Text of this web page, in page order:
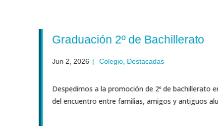
Graduación 2º de Bachillerato
Jun 2, 2026 | Colegio ,Destacadas
Despedimos a la promoción de 2º de bachillerato en medio
del encuentro entre familias, amigos y antiguos alumnos.